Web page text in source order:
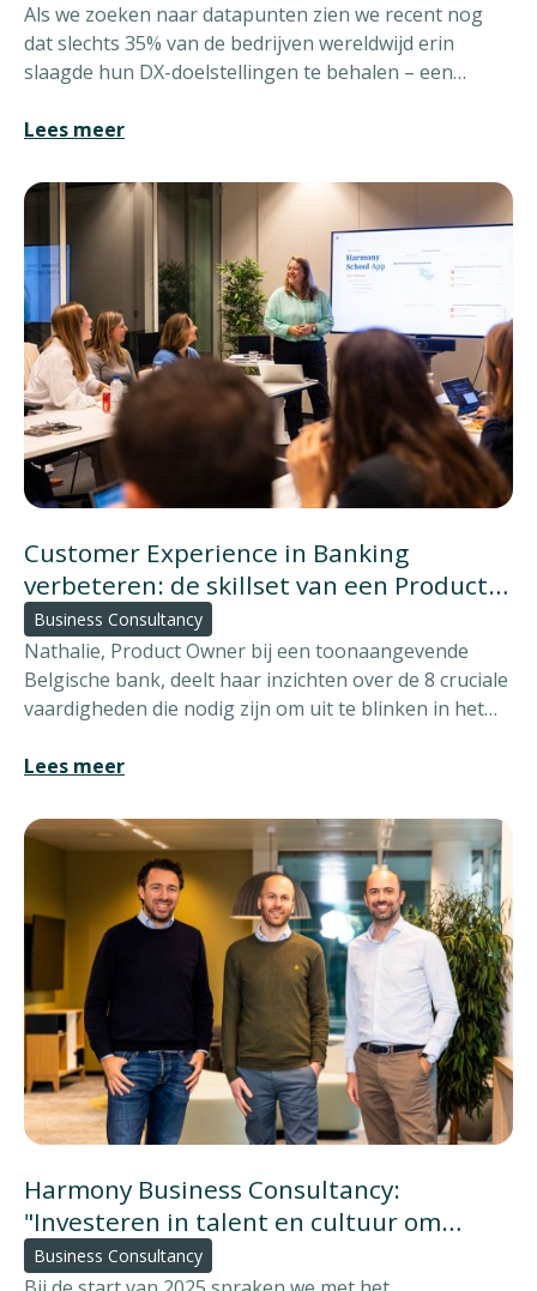
Als we zoeken naar datapunten zien we recent nog
dat slechts 35% van de bedrijven wereldwijd erin
slaagde hun DX-doelstellingen te behalen – een
fundamenteel stuk ontbreekt.
Lees meer
Customer Experience in Banking
verbeteren: de skillset van een Product
Owner
Business Consultancy
Nathalie, Product Owner bij een toonaangevende
Belgische bank, deelt haar inzichten over de 8 cruciale
vaardigheden die nodig zijn om uit te blinken in het
Lees meer
Harmony Business Consultancy:
"Investeren in talent en cultuur om
verder te groeien."
Business Consultancy